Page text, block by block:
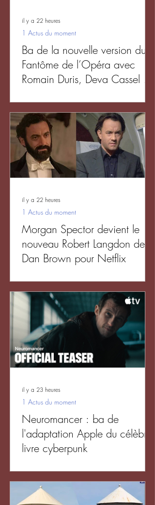
Ba de la nouvelle version du
Fantôme de l’Opéra avec
Romain Duris, Deva Cassel et
1 Actus du moment
il y a 22 heures
Morgan Spector devient le
nouveau Robert Langdon de
Dan Brown pour Netflix
1 Actus du moment
il y a 22 heures
Neuromancer : ba de
l'adaptation Apple du célèbre
livre cyberpunk
1 Actus du moment
il y a 23 heures